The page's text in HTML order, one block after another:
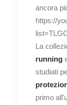
ancora
https://
La
running
studiati
primo